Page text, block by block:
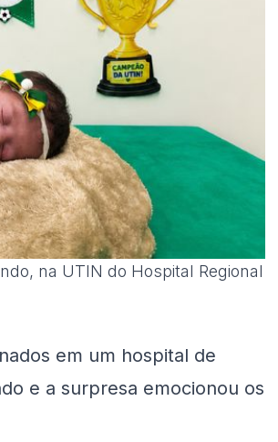
na UTIN do Hospital Regional
em um hospital de
e a surpresa emocionou os